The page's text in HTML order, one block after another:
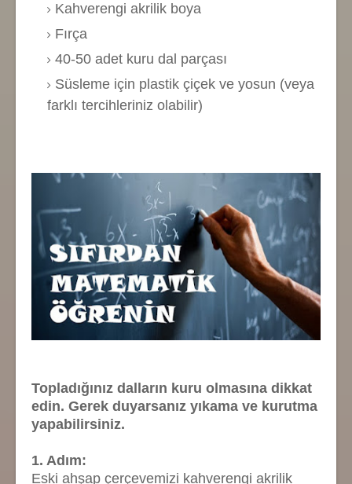
Kahverengi akrilik boya
Fırça
40-50 adet kuru dal parçası
Süsleme için plastik çiçek ve yosun (veya
farklı tercihleriniz olabilir)
Topladığınız dalların kuru olmasına dikkat
edin. Gerek duyarsanız yıkama ve kurutma
yapabilirsiniz.
1. Adım:
Eski ahşap çerçevemizi kahverengi akrilik